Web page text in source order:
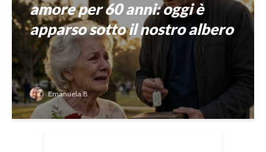
amore per 60 anni: oggi è
apparso sotto il nostro albero
Emanuela B.